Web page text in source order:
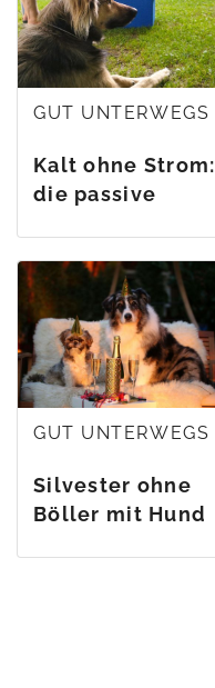
GUT UNTERWEGS
Kalt ohne Strom:
die passive
GUT UNTERWEGS
Silvester ohne
Böller mit Hund